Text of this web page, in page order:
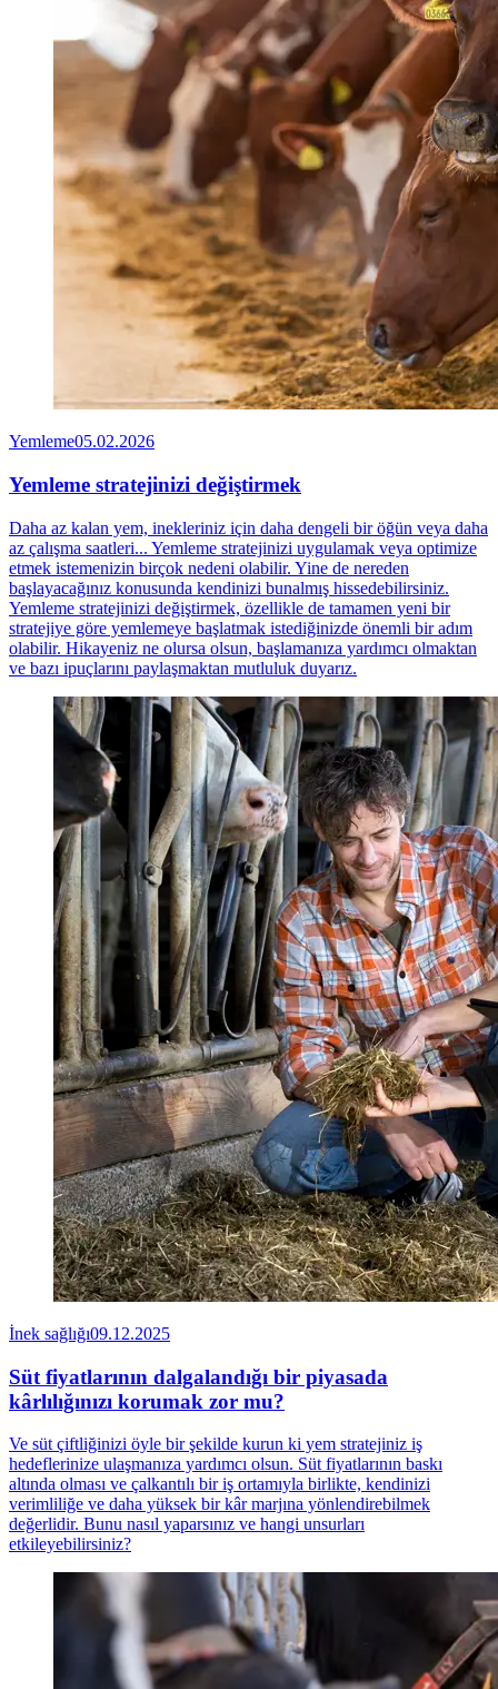
Yemleme05.02.2026
Yemleme stratejinizi değiştirmek
Daha az kalan yem, inekleriniz için daha dengeli bir öğün veya daha
az çalışma saatleri... Yemleme stratejinizi uygulamak veya optimize
etmek istemenizin birçok nedeni olabilir. Yine de nereden
başlayacağınız konusunda kendinizi bunalmış hissedebilirsiniz.
Yemleme stratejinizi değiştirmek, özellikle de tamamen yeni bir
stratejiye göre yemlemeye başlatmak istediğinizde önemli bir adım
olabilir. Hikayeniz ne olursa olsun, başlamanıza yardımcı olmaktan
ve bazı ipuçlarını paylaşmaktan mutluluk duyarız.
İnek sağlığı09.12.2025
Süt fiyatlarının dalgalandığı bir piyasada
kârlılığınızı korumak zor mu?
Ve süt çiftliğinizi öyle bir şekilde kurun ki yem stratejiniz iş
hedeflerinize ulaşmanıza yardımcı olsun. Süt fiyatlarının baskı
altında olması ve çalkantılı bir iş ortamıyla birlikte, kendinizi
verimliliğe ve daha yüksek bir kâr marjına yönlendirebilmek
değerlidir. Bunu nasıl yaparsınız ve hangi unsurları
etkileyebilirsiniz?